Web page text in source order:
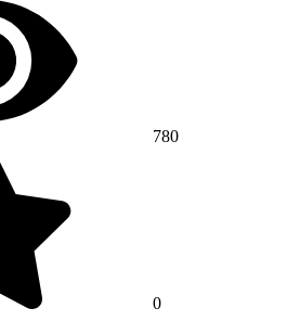
780
0